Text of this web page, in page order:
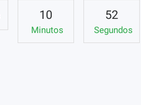
10
Minutos
51
Segundos